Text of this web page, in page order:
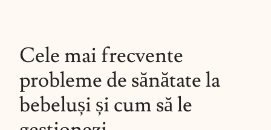
Cele mai frecvente
probleme de sănătate la
bebeluși și cum să le